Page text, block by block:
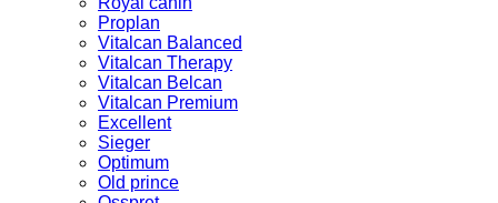
Proplan
Vitalcan Balanced
Vitalcan Therapy
Vitalcan Belcan
Vitalcan Premium
Excellent
Sieger
Optimum
Old prince